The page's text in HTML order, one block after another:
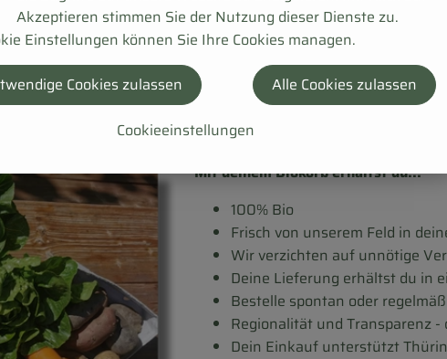
Gemüse und Eier direkt von unserem Hof, dazu noch Wurst,
dir nach Hause im Großraum Erfurt - Weimar - Apolda -
Mit deinem Biokorb erhältst du...
100% Bio
Frisch von unserem Feld in
Wir verzichten auf unnötige
Deine Lieferung erhältst du in
Bestelle spontan oder
Regionalität und Transparenz
Dein Einkauf unterstützt
Akzeptieren stimmen Sie der Nutzung dieser Dienste zu.
Einstellungen können Sie Ihre Cookies managen.
Cookieeinstellungen
Cookies zulassen Alle Cookies zulassen